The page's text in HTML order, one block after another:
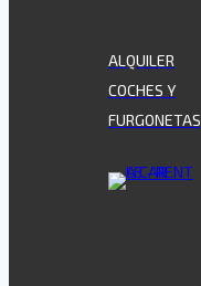
ALQUILER
COCHES Y
FURGONETAS